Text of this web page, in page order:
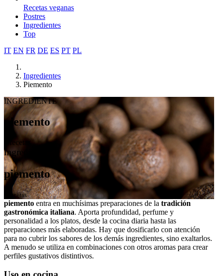
Recetas veganas
Postres
Ingredientes
Top
IT EN FR DE ES PT PL
Ingredientes
Piemento
INGREDIENTE
piemento
3 recetas
Ingrediente
piemento
3 recetas
piemento entra en muchísimas preparaciones de la tradición
gastronómica italiana. Aporta profundidad, perfume y
personalidad a los platos, desde la cocina diaria hasta las
preparaciones más elaboradas. Hay que dosificarlo con atención
para no cubrir los sabores de los demás ingredientes, sino exaltarlos.
A menudo se utiliza en combinaciones con otros aromas para crear
perfiles gustativos distintivos.